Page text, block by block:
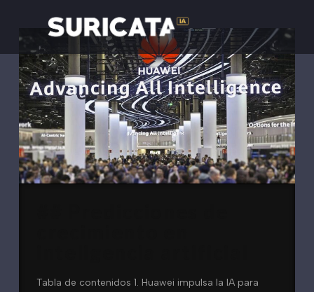
Tabla de contenidos 1. Huawei impulsa la IA para